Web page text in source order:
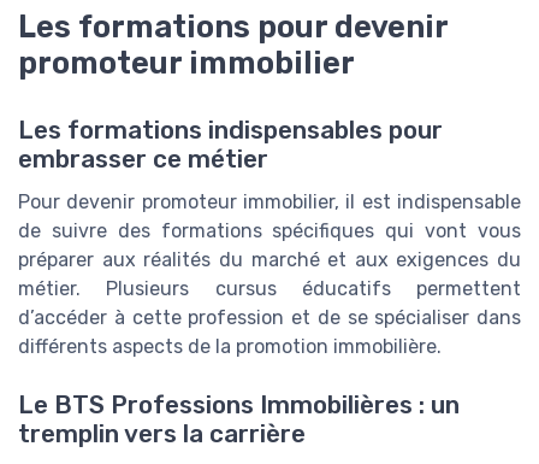
Les formations pour devenir
promoteur immobilier
Les formations indispensables pour
embrasser ce métier
Pour devenir promoteur immobilier, il est indispensable
de suivre des formations spécifiques qui vont vous
préparer aux réalités du marché et aux exigences du
métier. Plusieurs cursus éducatifs permettent
d’accéder à cette profession et de se spécialiser dans
différents aspects de la promotion immobilière.
Le BTS Professions Immobilières : un
tremplin vers la carrière